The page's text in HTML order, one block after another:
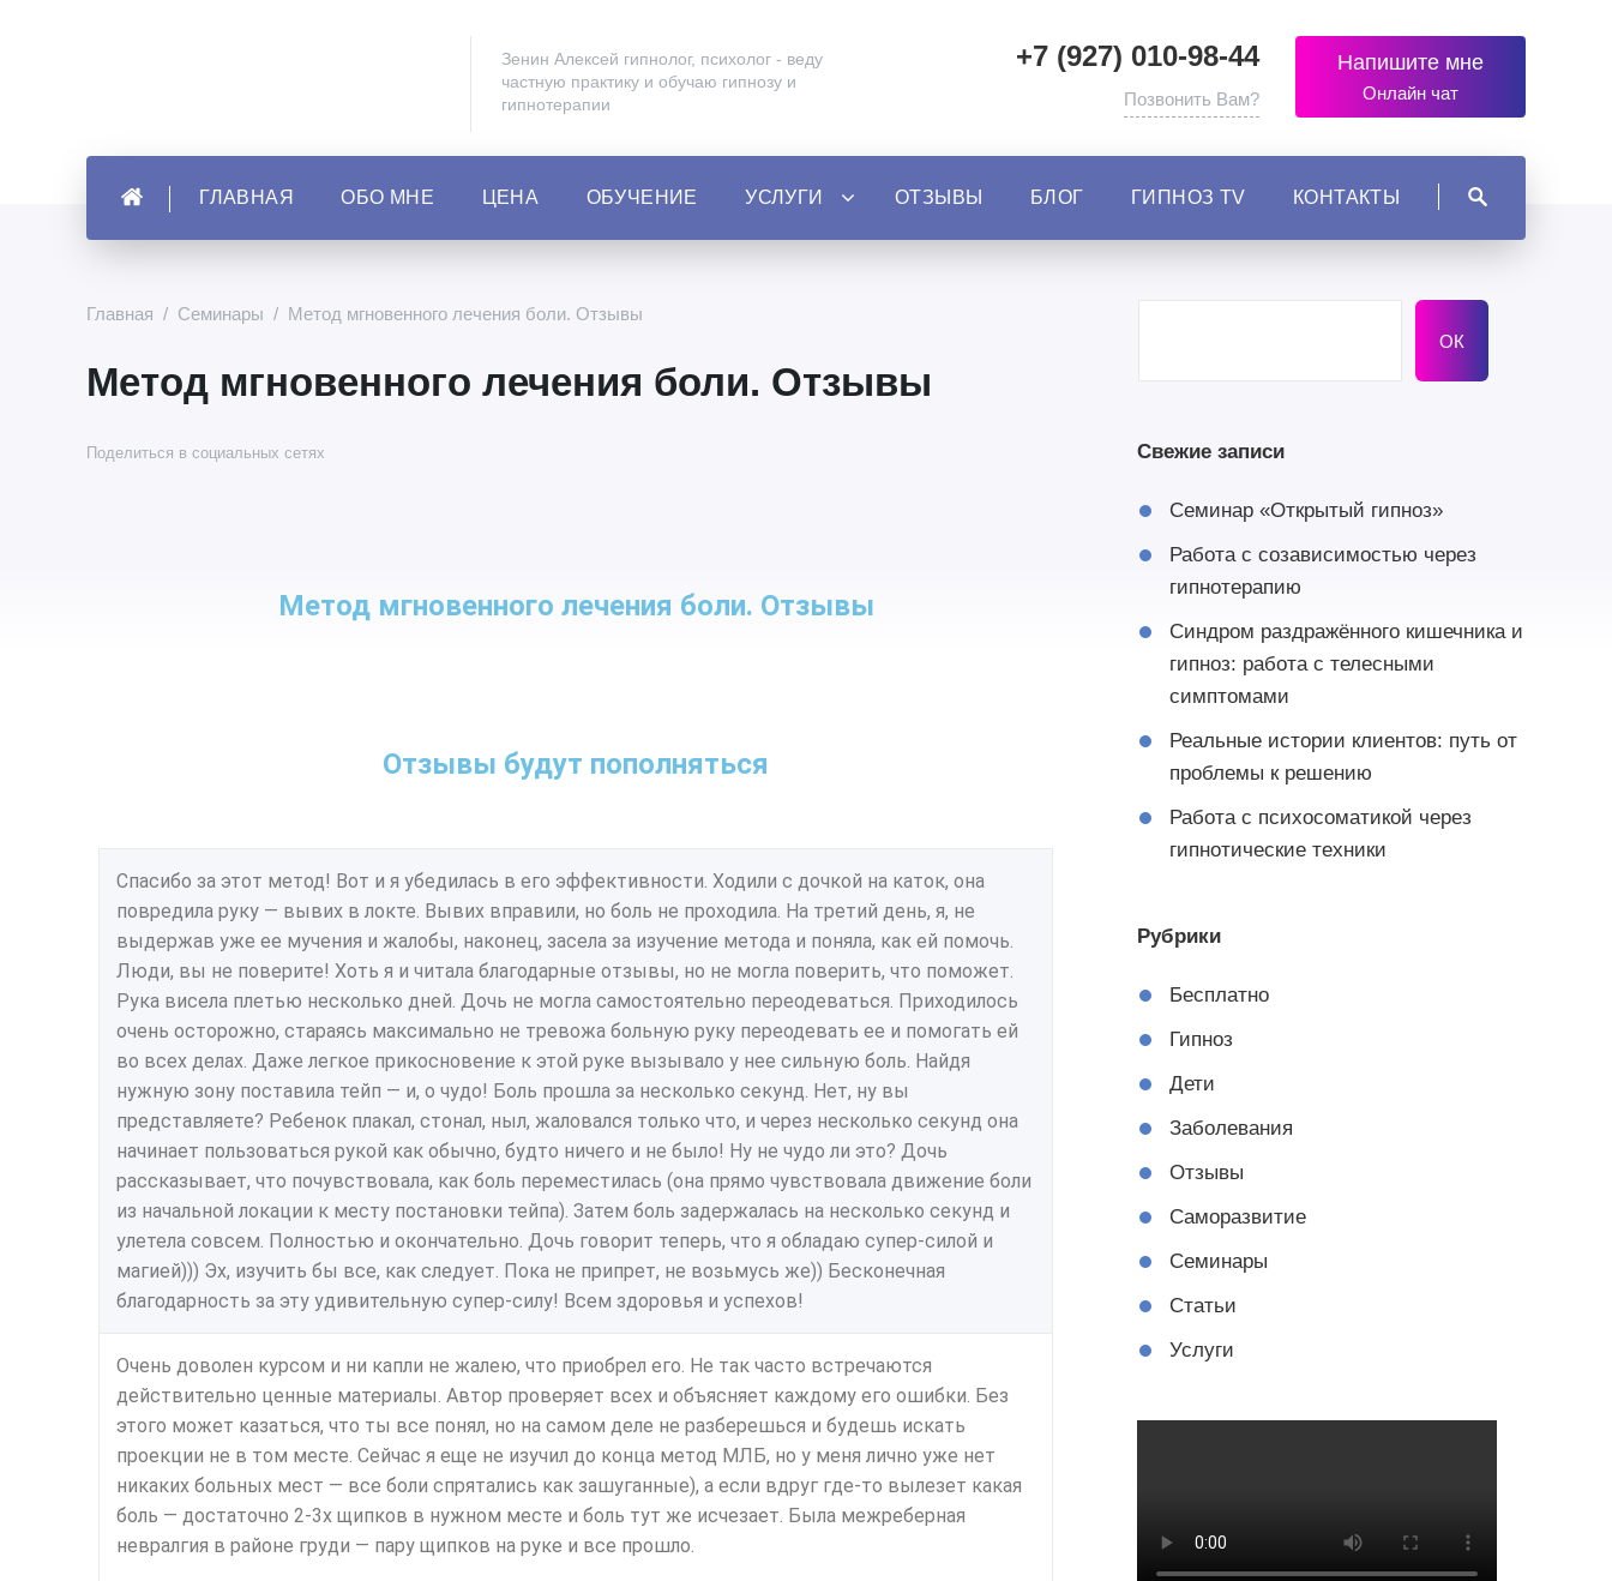
Зенин Алексей гипнолог, психолог - веду
частную практику и обучаю гипнозу и
гипнотерапии
+7 (927) 010-98-44
Позвонить Вам?
Напишите мне
Онлайн чат
ГЛАВНАЯ ОБО МНЕ ЦЕНА ОБУЧЕНИЕ УСЛУГИ ОТЗЫВЫ БЛОГ ГИПНОЗ TV КОНТАКТЫ
Главная / Семинары / Метод мгновенного лечения боли. Отзывы
Метод мгновенного лечения боли. Отзывы
Поделиться в социальных сетях
Метод мгновенного лечения боли. Отзывы
Отзывы будут пополняться
Спасибо за этот метод! Вот и я убедилась в его эффективности. Ходили с дочкой на каток, она
повредила руку — вывих в локте. Вывих вправили, но боль не проходила. На третий день, я, не
выдержав уже ее мучения и жалобы, наконец, засела за изучение метода и поняла, как ей помочь.
Люди, вы не поверите! Хоть я и читала благодарные отзывы, но не могла поверить, что поможет.
Рука висела плетью несколько дней. Дочь не могла самостоятельно переодеваться. Приходилось
очень осторожно, стараясь максимально не тревожа больную руку переодевать ее и помогать ей
во всех делах. Даже легкое прикосновение к этой руке вызывало у нее сильную боль. Найдя
нужную зону поставила тейп — и, о чудо! Боль прошла за несколько секунд. Нет, ну вы
представляете? Ребенок плакал, стонал, ныл, жаловался только что, и через несколько секунд она
начинает пользоваться рукой как обычно, будто ничего и не было! Ну не чудо ли это? Дочь
рассказывает, что почувствовала, как боль переместилась (она прямо чувствовала движение боли
из начальной локации к месту постановки тейпа). Затем боль задержалась на несколько секунд и
улетела совсем. Полностью и окончательно. Дочь говорит теперь, что я обладаю супер-силой и
магией))) Эх, изучить бы все, как следует. Пока не припрет, не возьмусь же)) Бесконечная
благодарность за эту удивительную супер-силу! Всем здоровья и успехов!
Очень доволен курсом и ни капли не жалею, что приобрел его. Не так часто встречаются
действительно ценные материалы. Автор проверяет всех и объясняет каждому его ошибки. Без
этого может казаться, что ты все понял, но на самом деле не разберешься и будешь искать
проекции не в том месте. Сейчас я еще не изучил до конца метод МЛБ, но у меня лично уже нет
никаких больных мест — все боли спрятались как зашуганные), а если вдруг где-то вылезет какая
боль — достаточно 2-3х щипков в нужном месте и боль тут же исчезает. Была межреберная
невралгия в районе груди — пару щипков на руке и все прошло.
Свежие записи
Семинар «Открытый гипноз»
Работа с созависимостью через
гипнотерапию
Синдром раздражённого кишечника и
гипноз: работа с телесными
симптомами
Реальные истории клиентов: путь от
проблемы к решению
Работа с психосоматикой через
гипнотические техники
Рубрики
Бесплатно
Гипноз
Дети
Заболевания
Отзывы
Саморазвитие
Семинары
Статьи
Услуги